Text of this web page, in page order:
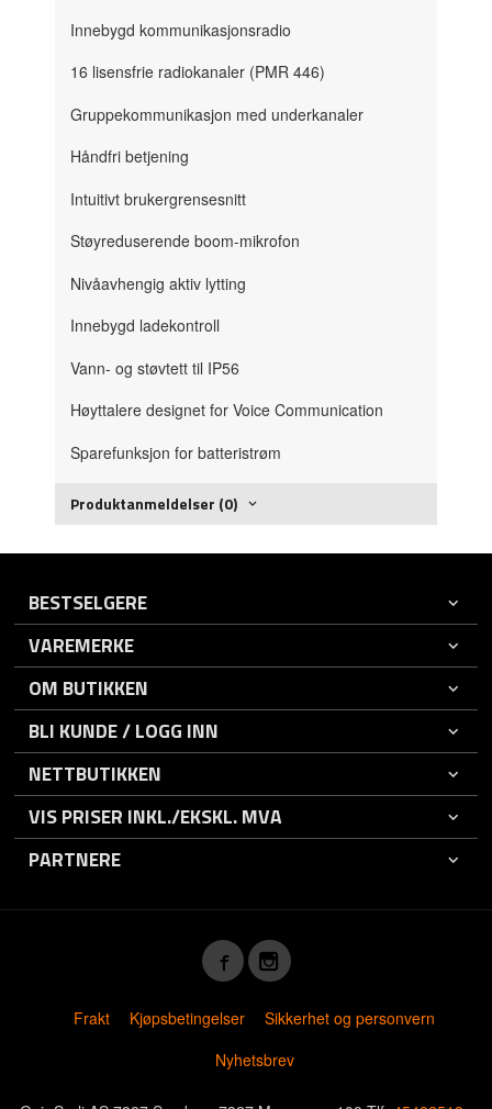
Innebygd kommunikasjonsradio
16 lisensfrie radiokanaler (PMR 446)
Gruppekommunikasjon med underkanaler
Håndfri betjening
Intuitivt brukergrensesnitt
Støyreduserende boom-mikrofon
Nivåavhengig aktiv lytting
Innebygd ladekontroll
Vann- og støvtett til IP56
Høyttalere designet for Voice Communication
Sparefunksjon for batteristrøm
Produktanmeldelser (0)
BESTSELGERE
VAREMERKE
OM BUTIKKEN
BLI KUNDE / LOGG INN
NETTBUTIKKEN
VIS PRISER INKL./EKSKL. MVA
PARTNERE
Frakt Kjøpsbetingelser
Sikkerhet og personvern
Nyhetsbrev